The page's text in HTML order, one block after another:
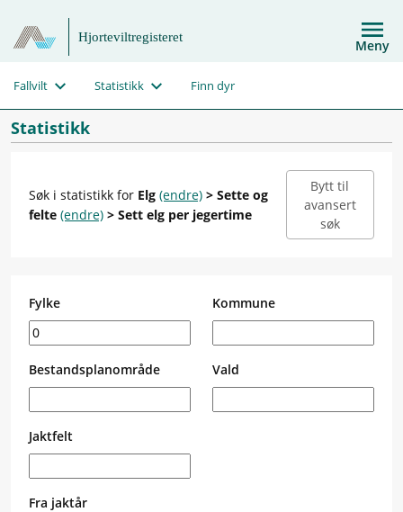
Hjorteviltregisteret Meny
Fallvilt Statistikk Finn dyr
Statistikk
Søk i statistikk for Elg (endre) > Sette og
felte (endre) > Sett elg per jegertime
Bytt til
avansert
søk
Fylke Kommune
Bestandsplanområde Vald
Jaktfelt
Fra jaktår